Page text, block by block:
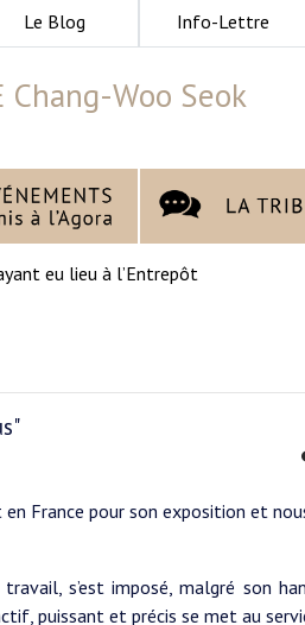
Le Blog Info-Lettre
Chang-Woo Seok
eu lieu à l’Entrepôt
en France pour son exposition et
s’est imposé, malgré son
puissant et précis se met au